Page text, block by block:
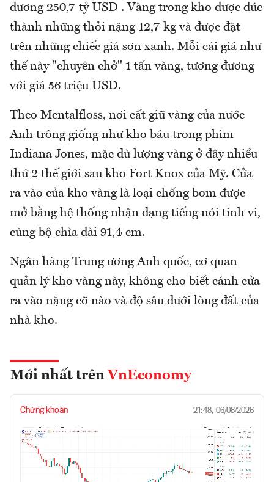
đương 250,7 tỷ USD . Vàng trong kho được đúc
thành những thỏi nặng 12,7 kg và được đặt
trên những chiếc giá sơn xanh. Mỗi cái giá như
thế này "chuyên chở" 1 tấn vàng, tương đương
với giá 56 triệu USD.
Theo Mentalfloss, nơi cất giữ vàng của nước
Anh trông giống như kho báu trong phim
Indiana Jones, mặc dù lượng vàng ở đây nhiều
thứ 2 thế giới sau kho Fort Knox của Mỹ. Cửa
ra vào của kho vàng là loại chống bom được
mở bằng hệ thống nhận dạng tiếng nói tinh vi,
cùng bộ chìa dài 91,4 cm.
Ngân hàng Trung ương Anh quốc, cơ quan
quản lý kho vàng này, không cho biết cánh cửa
ra vào nặng cỡ nào và độ sâu dưới lòng đất của
nhà kho.
Mới nhất trên VnEconomy
Chứng khoán 21:48, 06/08/2026